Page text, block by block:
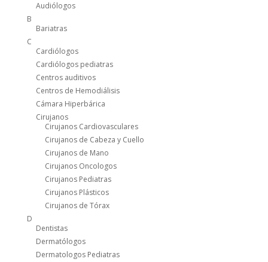
Audiólogos
B
Bariatras
C
Cardiólogos
Cardiólogos pediatras
Centros auditivos
Centros de Hemodiálisis
Cámara Hiperbárica
Cirujanos
Cirujanos Cardiovasculares
Cirujanos de Cabeza y Cuello
Cirujanos de Mano
Cirujanos Oncologos
Cirujanos Pediatras
Cirujanos Plásticos
Cirujanos de Tórax
D
Dentistas
Dermatólogos
Dermatologos Pediatras